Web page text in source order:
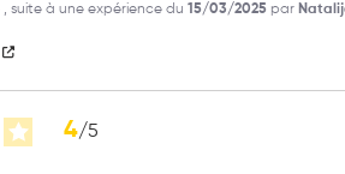
, suite à une expérience du 15/03/2025 par
4/5